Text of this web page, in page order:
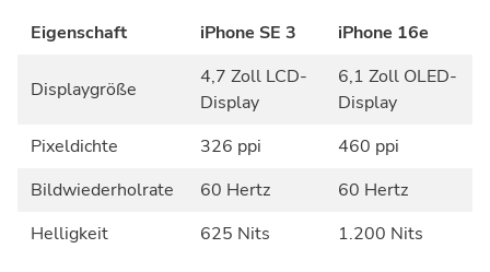
Eigenschaft iPhone SE 3 iPhone 16e
Displaygröße
4,7 Zoll LCD-
Display
6,1 Zoll OLED-
Display
Pixeldichte
326 ppi
460 ppi
Bildwiederholrate
60 Hertz
60 Hertz
Helligkeit
625 Nits 1.200 Nits